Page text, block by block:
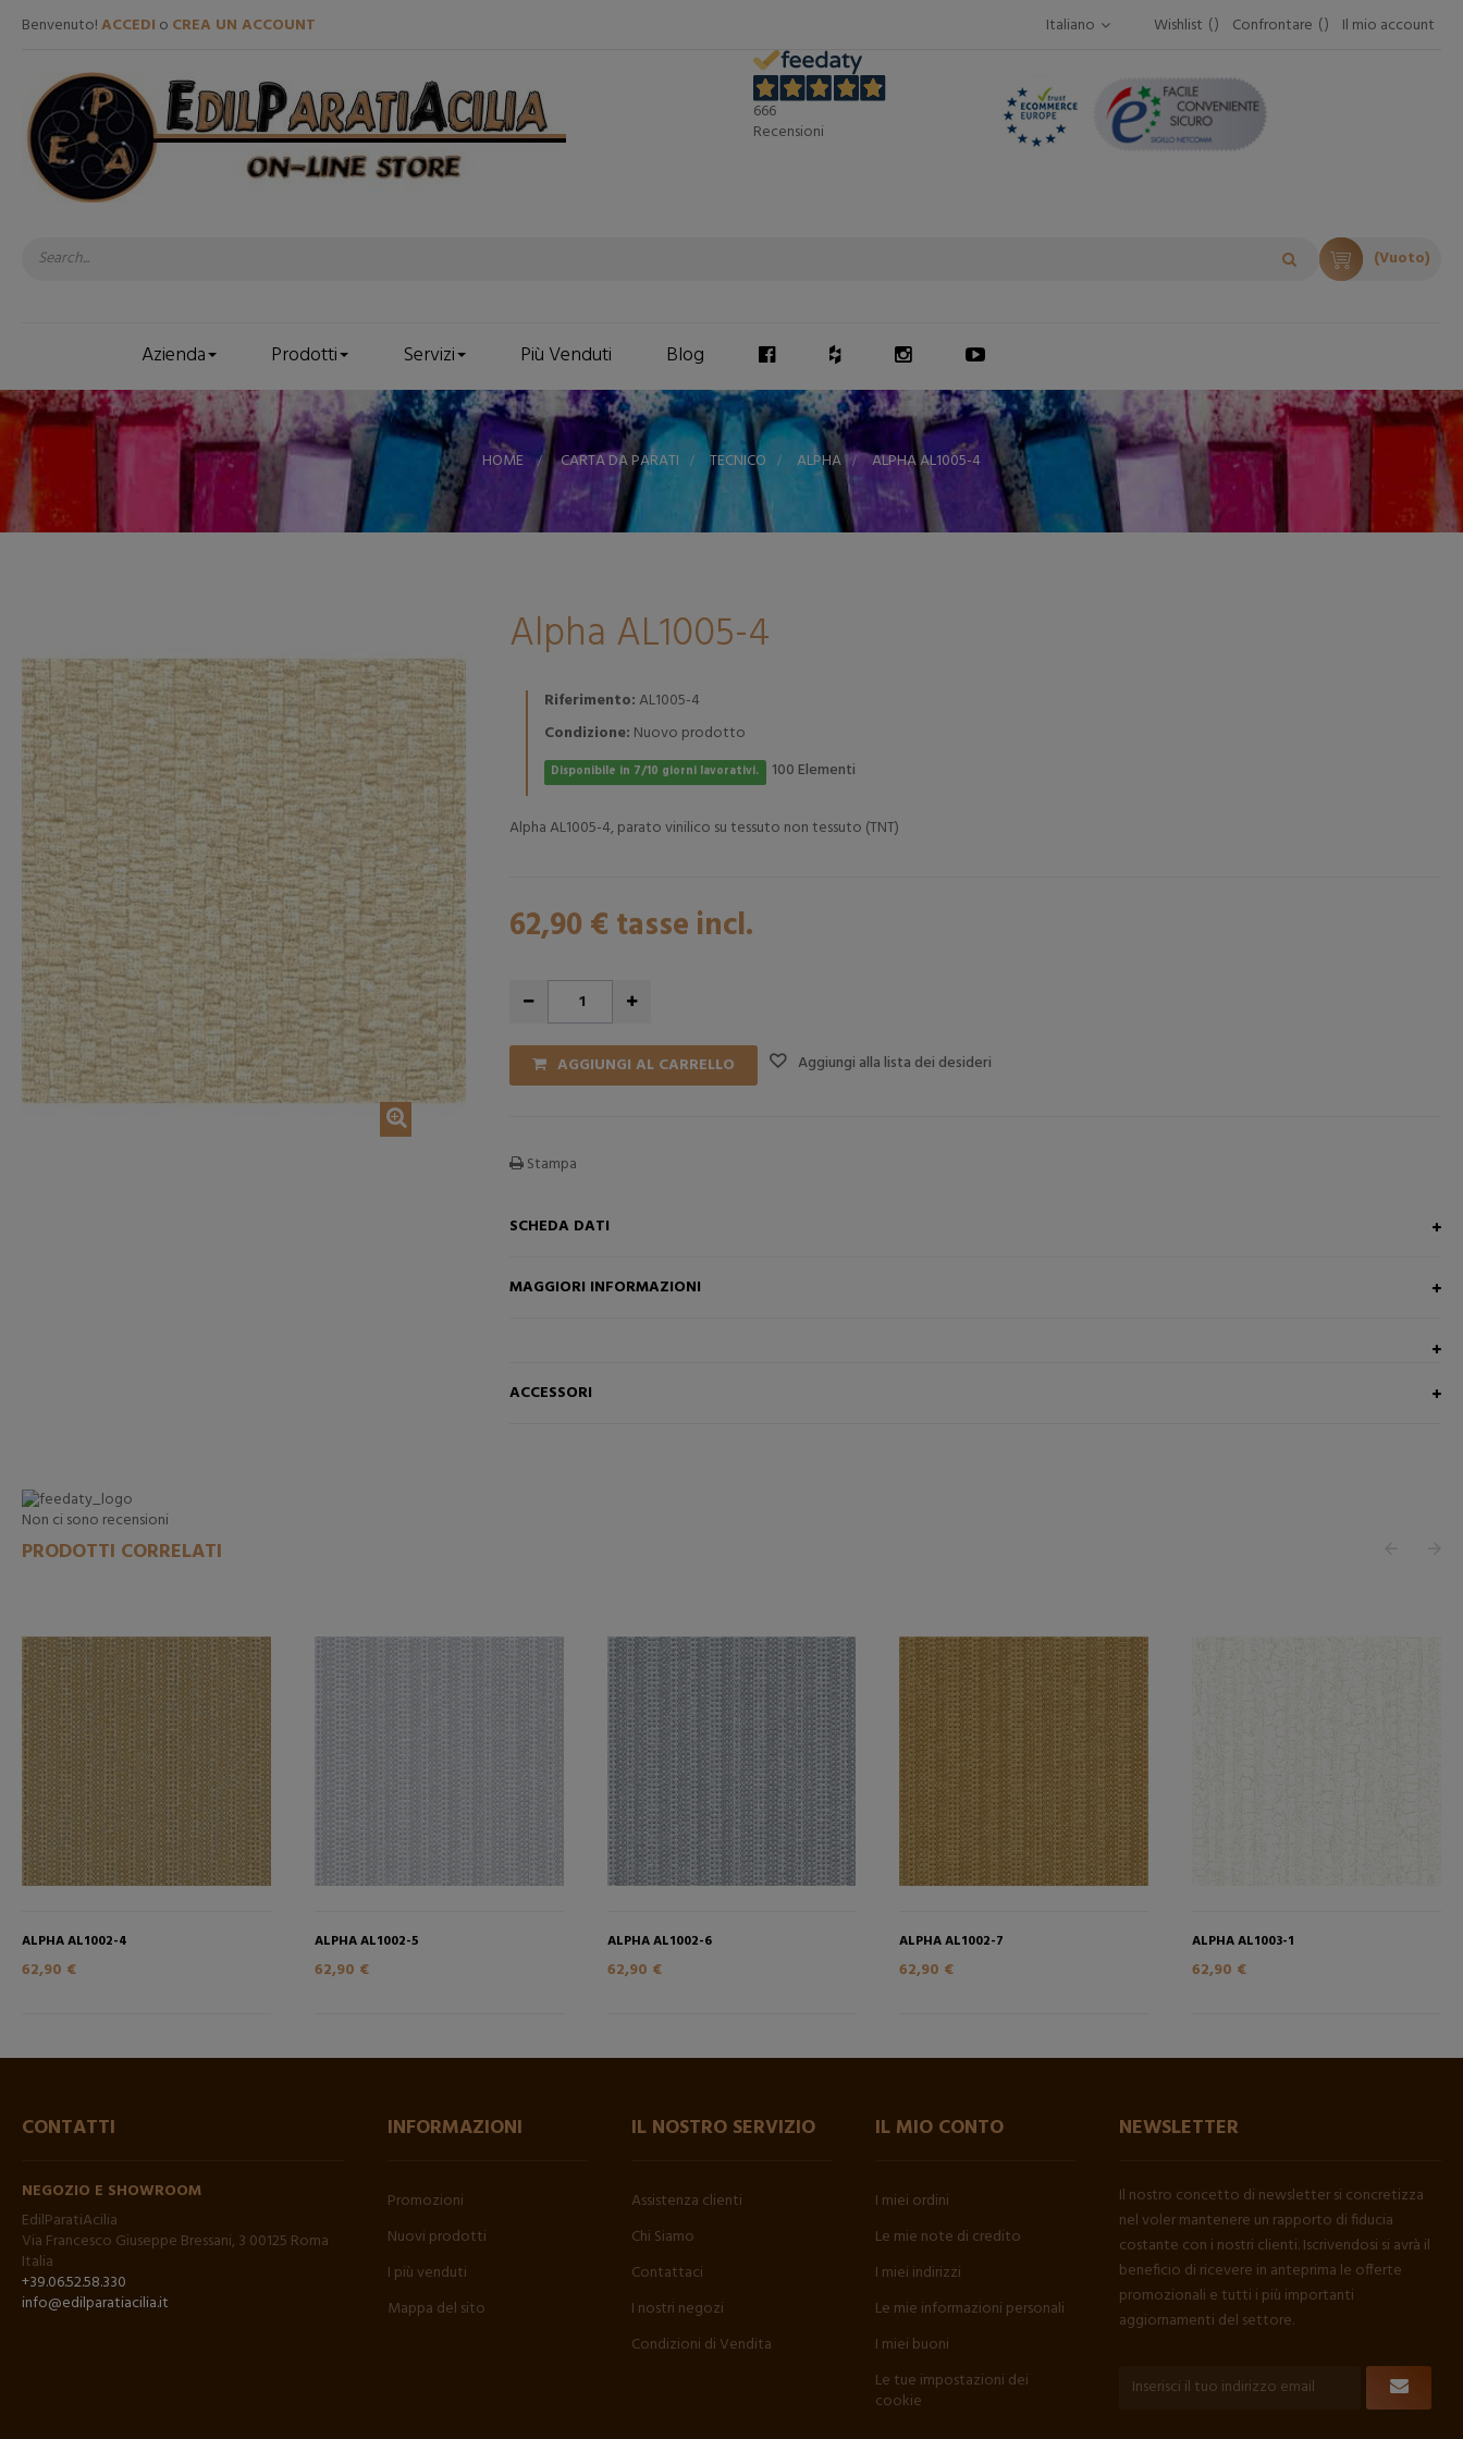
Benvenuto!ACCEDI o CREA UN ACCOUNT Wishlist Confrontare Il mio account
Italiano
666
Recensioni
(Vuoto)
Azienda Prodotti Servizi Più Venduti Blog
HOME > CARTA DA PARATI > TECNICO > ALPHA > ALPHA AL1005-4
Alpha AL1005-4
Riferimento:AL1005-4
Condizione: Nuovo prodotto
Disponibile in 7/10 giorni lavorativi. 100 Elementi
Alpha AL1005-4, parato vinilico su tessuto non tessuto (TNT)
62,90 € tasse incl.
AGGIUNGI AL CARRELLO Aggiungi alla lista dei desideri
Stampa
SCHEDA DATI
MAGGIORI INFORMAZIONI
ACCESSORI
Non ci sono recensioni
PRODOTTI CORRELATI
ALPHA AL1002-4
62,90 €
ALPHA AL1002-5
62,90 €
ALPHA AL1002-6
62,90 €
ALPHA AL1002-7
62,90 €
ALPHA AL1003-1
62,90 €
CONTATTI
NEGOZIO E SHOWROOM
EdilParatiAcilia
Via Francesco Giuseppe Bressani, 3 00125 Roma
Italia
+39.06.52.58.330
info@edilparatiacilia.it
INFORMAZIONI
Promozioni
Nuovi prodotti
I più venduti
Mappa del sito
IL NOSTRO SERVIZIO
Assistenza clienti
Chi Siamo
Contattaci
I nostri negozi
Condizioni di Vendita
IL MIO CONTO
I miei ordini
Le mie note di credito
I miei indirizzi
Le mie informazioni personali
I miei buoni
Le tue impostazioni dei
cookie
NEWSLETTER
Il nostro concetto di newsletter si concretizza
nel voler mantenere un rapporto di fiducia
costante con i nostri clienti. Iscrivendosi si avrà il
beneficio di ricevere in anteprima le offerte
promozionali e tutti i più importanti
aggiornamenti del settore.